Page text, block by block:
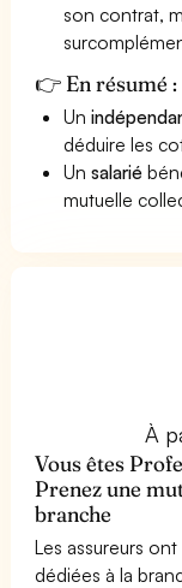
son contrat,
👉 En résumé :
Un
déduire les
Unsalarié
mutuelle
À
Vous êtes
Prenez une
branche
Les assureurs
dédiées à la